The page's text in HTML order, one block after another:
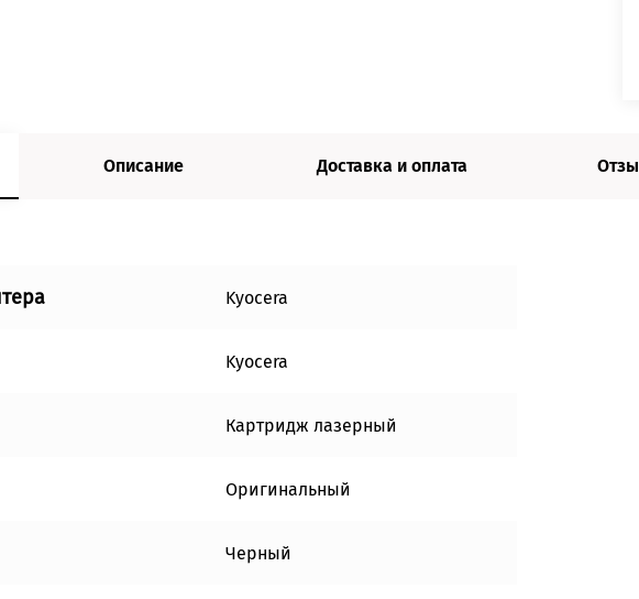
Описание Доставка и оплата
Kyocera
Kyocera
Картридж лазерный
Оригинальный
Черный